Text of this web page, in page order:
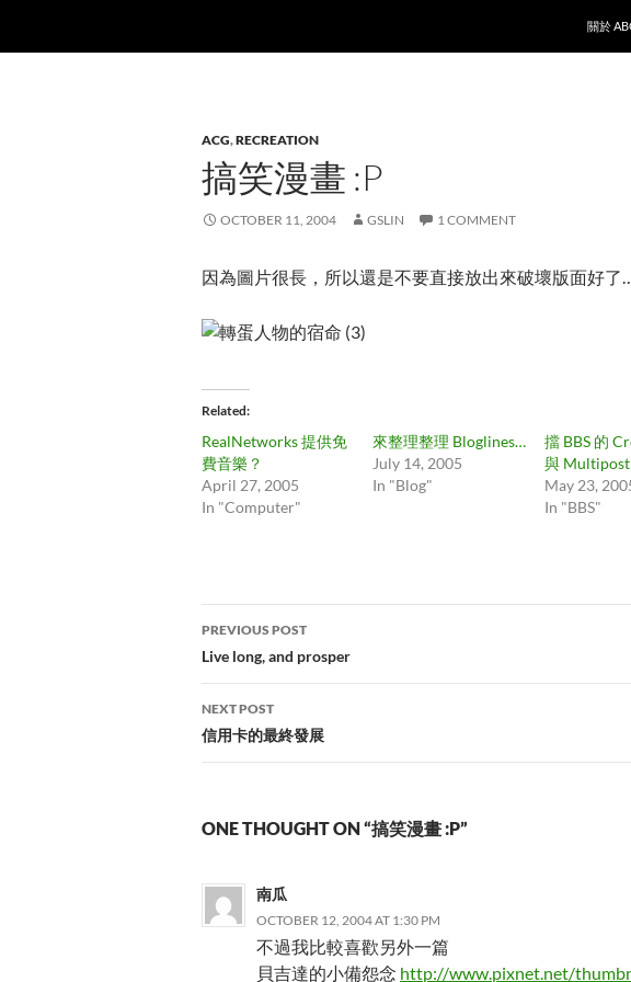
關於
ACG,RECREATION
搞笑漫畫 :P
OCTOBER 11, 2004 GSLIN 1 COMMENT
因為圖片很長，所以還是不要直接放出來破壞版面好了
Related
RealNetworks 提供免
費音樂？
April 27, 2005
In "Computer"
來整理整理 Bloglines…
July 14, 2005
In "Blog"
擋 BBS 的
與 Multipost
May 23,
In "BBS"
Post
navigation
PREVIOUS POST
Live long, and prosper
NEXT POST
信用卡的最終發展
ONE THOUGHT ON “搞笑漫畫 :P”
南瓜
OCTOBER 12, 2004 AT 1:30 PM
不過我比較喜歡另外一篇
貝吉達的小備怨念 http://www.pixnet.net/